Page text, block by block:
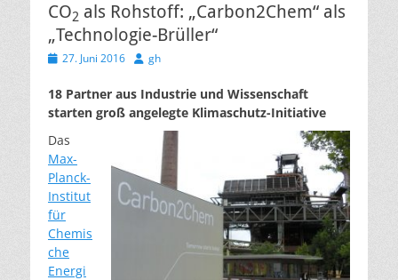
CO2 als Rohstoff: „Carbon2Chem“ als
„Technologie-Brüller“
Veröffentlicht
27. Juni 2016 Autor
gh
18 Partner aus Industrie und Wissenschaft
starten groß angelegte Klimaschutz-Initiative
Das
Max-
Planck-
Institut
für
Chemis
che
Energi